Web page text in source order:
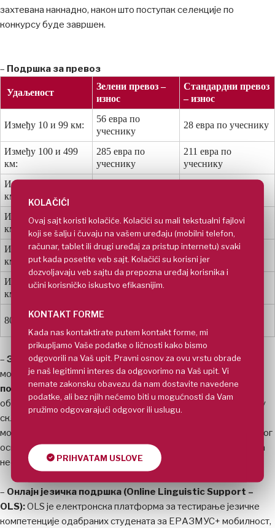
захтевана накнадно, након што поступак селекције по
конкурсу буде завршен.
– Подршка за превоз
Удаљеност
Зелени превоз –
износ
Стандардни превоз
– износ
Између 10 и 99 км:
56 евра по
учеснику
28 евра по учеснику
Између 100 и 499
км:
285 евра по
учеснику
211 евра по
учеснику
Између 500 и 1999
км:
Између 2000 и 2999
км:
535 евра по
учеснику
395 евра по
учеснику
Између 3000 и 3999
км:
785 евра по
учеснику
580 евра по
учеснику
Између 4000 и 7999
км:
1188 евра по
8000 км или више:
1735 евра по
– Здравствено осигурање студенатау току трајања
мобилности јеобавезно, али трошкови осигурањанису
покривенисредствима програма Еrasmus+. Учесници су у
обавези да самостално обезбеде одговарајуће осигурање у
складу са захтевима прихватне институције. Учесници
мобилности у сврху обављања праксе су, поред здравственог
осигурања, обавезни да поседују и осигурање од последица
несрећног случаја и осигурање од грађанске одговорности.
– Онлајн језичка подршка (Online Linguistic Support –
OLS):OLS је електронска платформа за тестирање језичке
компетенције одабраних студената за ЕРАЗМУС+ мобилност,
KOLAČIĆI
Ovaj sajt koristi kolačiće. Kolačići su mali tekstualni fajlovi
koji se šalju i čuvaju na vašem uređaju (mobilni telefon,
računar, tablet ili drugi uređaj za pristup internetu) svaki
put kada posetite veb sajt. Kolačići su korisni jer
dozvoljavaju veb sajtu da prepozna uređaj korisnika i
učini korisničko iskustvo efikasnijim.
KONTAKT FORME
Kada nas kontaktirate putem kontakt forme, mi
prikupljamo Vaše podatke o ličnosti kako bismo
odgovorili na Vaš upit. Pravni osnov za ovu vrstu obrade
je naš legitimni interes da odgovorimo na Vaš upit. Vi
nemate zakonsku obavezu da nam dostavite navedene
podatke, ali bez njih nećemo biti u mogućnosti da Vam
pružimo odgovarajući odgovor ili uslugu.
PRIHVATAM USLOVE